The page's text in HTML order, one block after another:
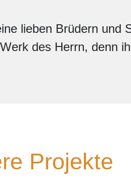
lieben Brüdern und
des Herrn, denn
Projekte